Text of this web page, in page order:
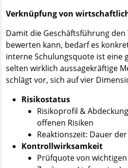
Verknüpfung von
Damit die Geschäftsführung den
bewerten kann, bedarf es
interne Schulungsquote ist eine
selten wirklich aussagekräftige
schlägt vor, sich auf vier
Risikostatus
Risikoprofil &
offenen Risiken
Reaktionszeit: Dauer
Kontrollwirksamkeit
Prüfquote von